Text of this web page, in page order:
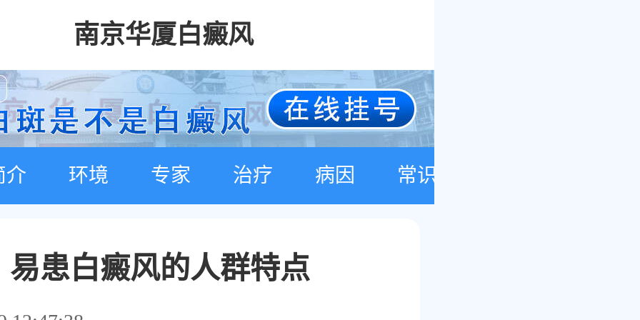
南京华厦白癜风
介 环境 专家 治疗 病因 常识
易患白癜风的人群特点